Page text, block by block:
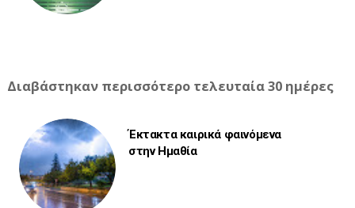
Διαβάστηκαν περισσότερο τελευταία 30 ημέρες
Έκτακτα καιρικά φαινόμενα
στην Ημαθία